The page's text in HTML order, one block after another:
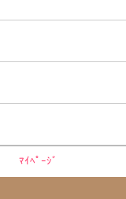
ﾏｲﾍﾟｰｼﾞ